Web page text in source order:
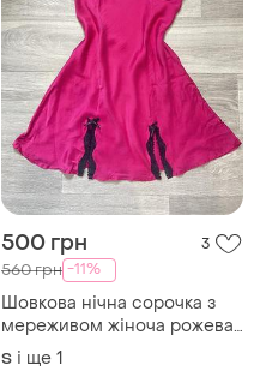
500 грн 3
560 грн -11%
Шовкова нічна сорочка з
мереживом жіноча рожева
на бретельках
S і ще 1